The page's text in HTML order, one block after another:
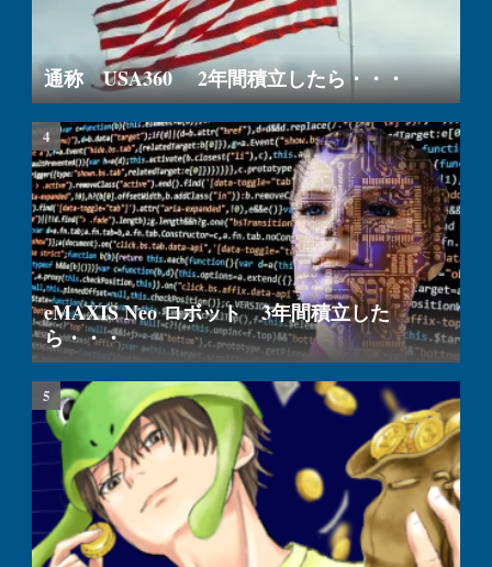
通称 USA360 2年間積立したら・・・
eMAXIS Neo ロボット 3年間積立した
ら・・・